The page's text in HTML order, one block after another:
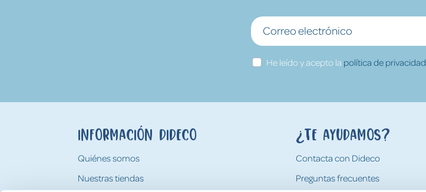
He leído y acepto la política de privacidad
Información Dideco
Quiénes somos
Nuestras tiendas
¿Te ayudamos?
Contacta con Dideco
Preguntas frecuentes